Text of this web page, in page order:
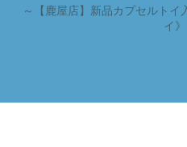
～
【鹿屋店】新品カプセルト
イ》